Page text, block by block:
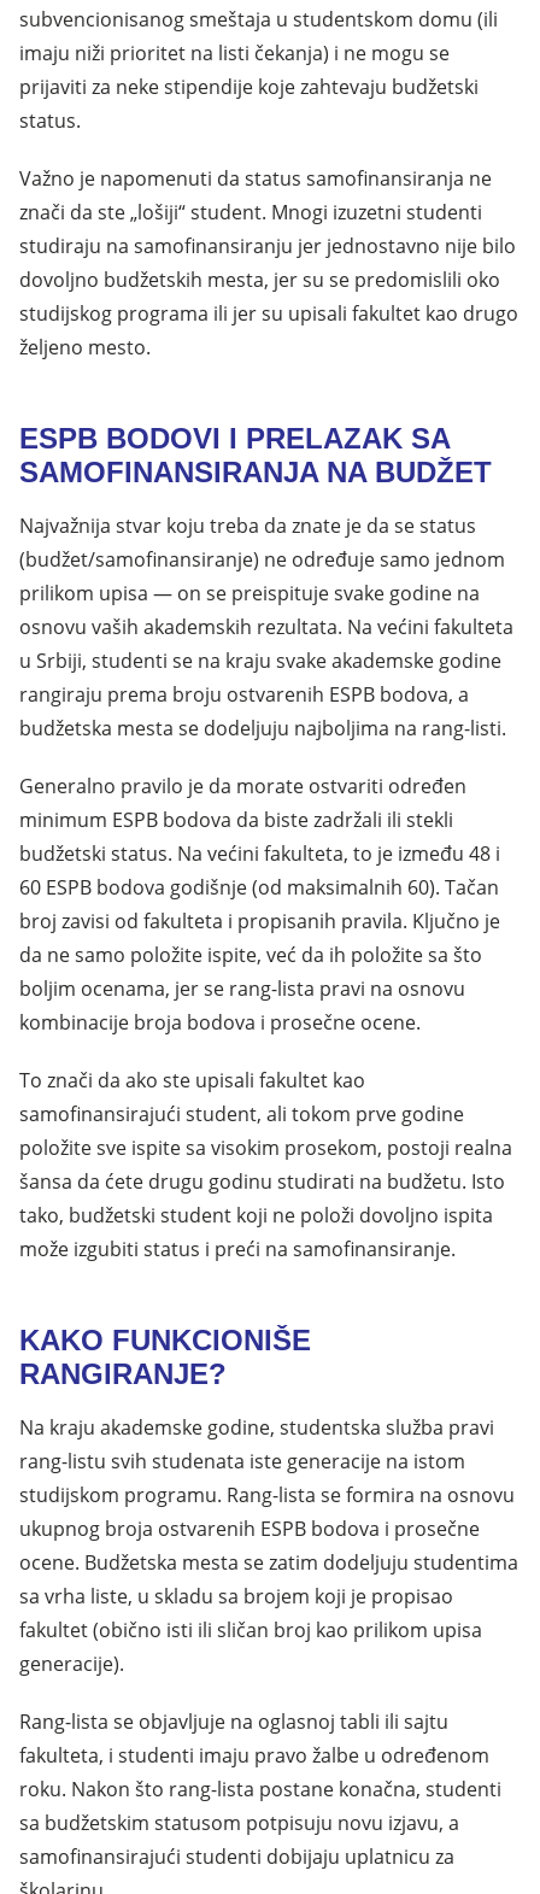
subvencionisanog smeštaja u studentskom domu (ili
imaju niži prioritet na listi čekanja) i ne mogu se
prijaviti za neke stipendije koje zahtevaju budžetski
status.
Važno je napomenuti da status samofinansiranja ne
znači da ste „lošiji“ student. Mnogi izuzetni studenti
studiraju na samofinansiranju jer jednostavno nije bilo
dovoljno budžetskih mesta, jer su se predomislili oko
studijskog programa ili jer su upisali fakultet kao drugo
željeno mesto.
ESPB BODOVI I PRELAZAK SA
SAMOFINANSIRANJA NA BUDŽET
Najvažnija stvar koju treba da znate je da se status
(budžet/samofinansiranje) ne određuje samo jednom
prilikom upisa — on se preispituje svake godine na
osnovu vaših akademskih rezultata. Na većini fakulteta
u Srbiji, studenti se na kraju svake akademske godine
rangiraju prema broju ostvarenih ESPB bodova, a
budžetska mesta se dodeljuju najboljima na rang-listi.
Generalno pravilo je da morate ostvariti određen
minimum ESPB bodova da biste zadržali ili stekli
budžetski status. Na većini fakulteta, to je između 48 i
60 ESPB bodova godišnje (od maksimalnih 60). Tačan
broj zavisi od fakulteta i propisanih pravila. Ključno je
da ne samo položite ispite, već da ih položite sa što
boljim ocenama, jer se rang-lista pravi na osnovu
kombinacije broja bodova i prosečne ocene.
To znači da ako ste upisali fakultet kao
samofinansirajući student, ali tokom prve godine
položite sve ispite sa visokim prosekom, postoji realna
šansa da ćete drugu godinu studirati na budžetu. Isto
tako, budžetski student koji ne položi dovoljno ispita
može izgubiti status i preći na samofinansiranje.
KAKO FUNKCIONIŠE
RANGIRANJE?
Na kraju akademske godine, studentska služba pravi
rang-listu svih studenata iste generacije na istom
studijskom programu. Rang-lista se formira na osnovu
ukupnog broja ostvarenih ESPB bodova i prosečne
ocene. Budžetska mesta se zatim dodeljuju studentima
sa vrha liste, u skladu sa brojem koji je propisao
fakultet (obično isti ili sličan broj kao prilikom upisa
generacije).
Rang-lista se objavljuje na oglasnoj tabli ili sajtu
fakulteta, i studenti imaju pravo žalbe u određenom
roku. Nakon što rang-lista postane konačna, studenti
sa budžetskim statusom potpisuju novu izjavu, a
samofinansirajući studenti dobijaju uplatnicu za